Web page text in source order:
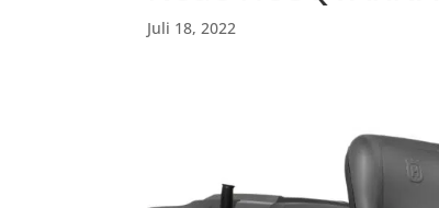
Juli 18, 2022